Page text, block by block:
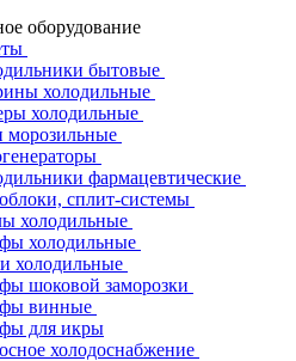
оборудование
бытовые
холодильные
холодильные
морозильные
фармацевтические
сплит-системы
холодильные
холодильные
холодильные
шоковой заморозки
винные
для икры
холодоснабжение